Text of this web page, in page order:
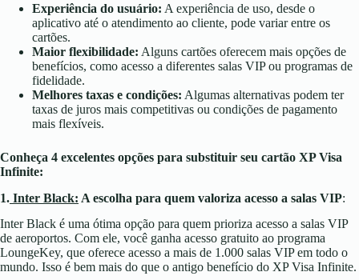
Experiência do usuário: A experiência de uso, desde o
aplicativo até o atendimento ao cliente, pode variar entre os
cartões.
Maior flexibilidade: Alguns cartões oferecem mais opções de
benefícios, como acesso a diferentes salas VIP ou programas de
fidelidade.
Melhores taxas e condições: Algumas alternativas podem ter
taxas de juros mais competitivas ou condições de pagamento
mais flexíveis.
Conheça 4 excelentes opções para substituir seu cartão XP Visa
Infinite:
1. Inter Black: A escolha para quem valoriza acesso a salas VIP:
Inter Black é uma ótima opção para quem prioriza acesso a salas VIP
de aeroportos. Com ele, você ganha acesso gratuito ao programa
LoungeKey, que oferece acesso a mais de 1.000 salas VIP em todo o
mundo. Isso é bem mais do que o antigo benefício do XP Visa Infinite.